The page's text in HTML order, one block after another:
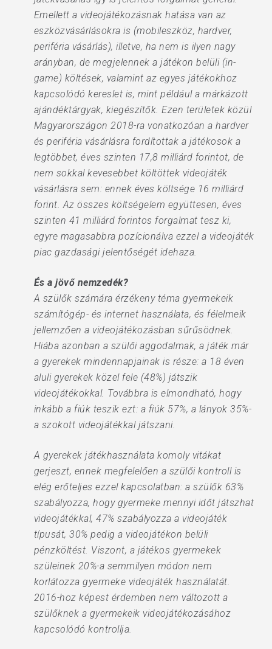
Emellett a videojátékozásnak hatása van az
eszközvásárlásokra is (mobileszköz, hardver,
periféria vásárlás), illetve, ha nem is ilyen nagy
arányban, de megjelennek a játékon belüli (in-
game) költések, valamint az egyes játékokhoz
kapcsolódó kereslet is, mint például a márkázott
ajándéktárgyak, kiegészítők. Ezen területek közül
Magyarországon 2018-ra vonatkozóan a hardver
és periféria vásárlásra fordítottak a játékosok a
legtöbbet, éves szinten 17,8 milliárd forintot, de
nem sokkal kevesebbet költöttek videojáték
vásárlásra sem: ennek éves költsége 16 milliárd
forint. Az összes költségelem együttesen, éves
szinten 41 milliárd forintos forgalmat tesz ki,
egyre magasabbra pozícionálva ezzel a videojáték
piac gazdasági jelentőségét idehaza.
És a jövő nemzedék?
A szülők számára érzékeny téma gyermekeik
számítógép- és internet használata, és félelmeik
jellemzően a videojátékozásban sűrűsödnek.
Hiába azonban a szülői aggodalmak, a játék már
a gyerekek mindennapjainak is része: a 18 éven
aluli gyerekek közel fele (48%) játszik
videojátékokkal. Továbbra is elmondható, hogy
inkább a fiúk teszik ezt: a fiúk 57%, a lányok 35%-
a szokott videojátékkal játszani.
A gyerekek játékhasználata komoly vitákat
gerjeszt, ennek megfelelően a szülői kontroll is
elég erőteljes ezzel kapcsolatban: a szülők 63%
szabályozza, hogy gyermeke mennyi időt játszhat
videojátékkal, 47% szabályozza a videojáték
típusát, 30% pedig a videojátékon belüli
pénzköltést. Viszont, a játékos gyermekek
szüleinek 20%-a semmilyen módon nem
korlátozza gyermeke videojáték használatát.
2016-hoz képest érdemben nem változott a
szülőknek a gyermekeik videojátékozásához
kapcsolódó kontrollja.